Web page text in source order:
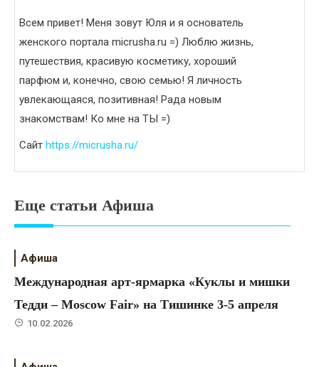
Всем привет! Меня зовут Юля и я основатель
женского портала micrusha.ru =) Люблю жизнь,
путешествия, красивую косметику, хороший
парфюм и, конечно, свою семью! Я личность
увлекающаяся, позитивная! Рада новым
знакомствам! Ко мне на ТЫ =)
Сайт https://micrusha.ru/
Еще статьи Афиша
Афиша
Международная арт-ярмарка «Куклы и мишки
Тедди – Moscow Fair» на Тишинке 3-5 апреля
10.02.2026